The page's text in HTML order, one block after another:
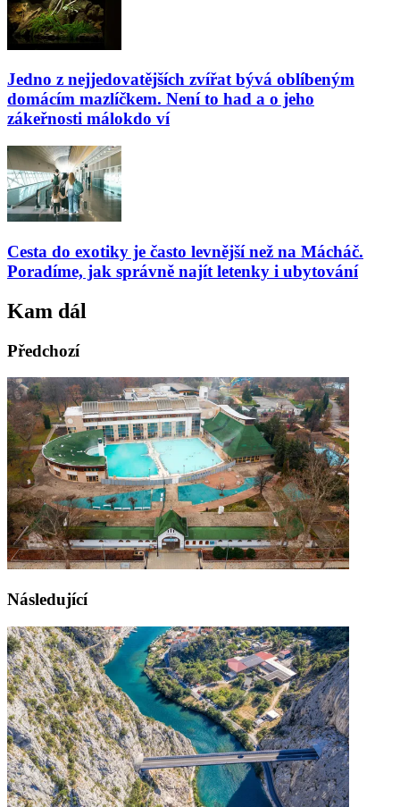
Jedno z nejjedovatějších zvířat bývá oblíbeným
domácím mazlíčkem. Není to had a o jeho
zákeřnosti málokdo ví
Cesta do exotiky je často levnější než na Mácháč.
Poradíme, jak správně najít letenky i ubytování
Kam dál
Předchozí
Následující